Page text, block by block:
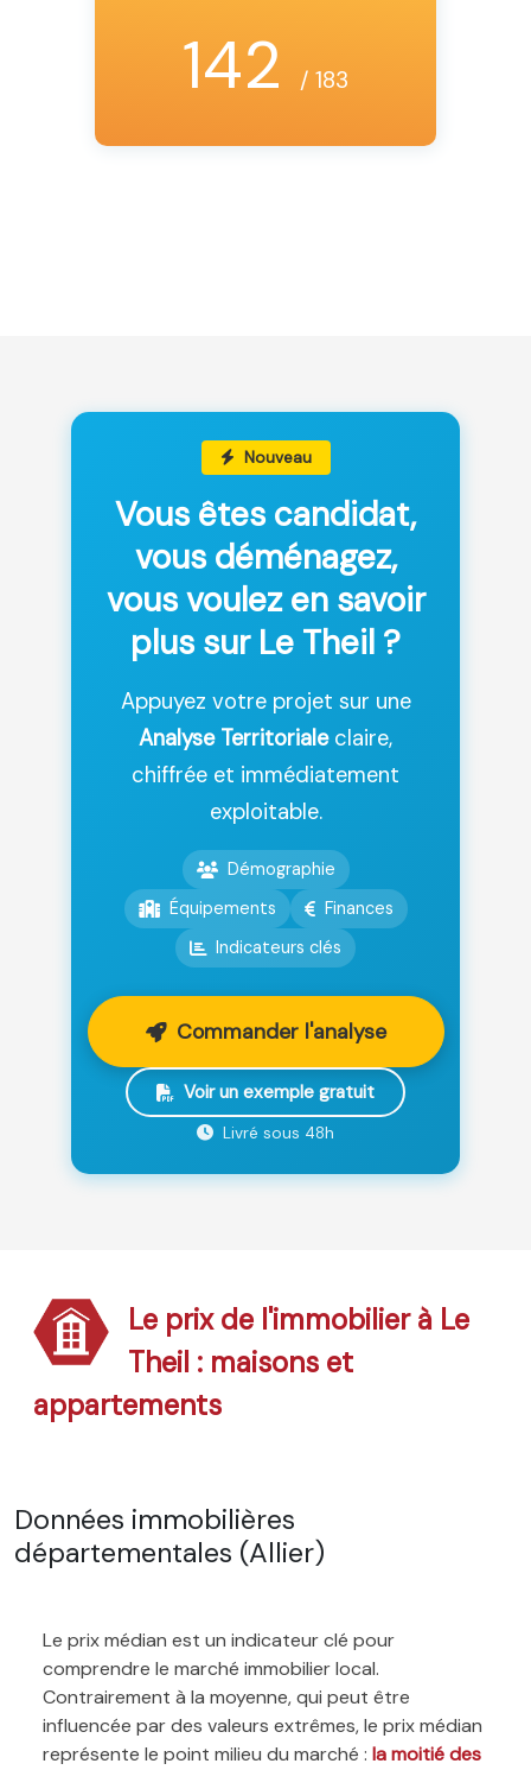
142 / 183
Nouveau
Vous êtes candidat,
vous déménagez,
vous voulez en savoir
plus sur Le Theil ?
Appuyez votre projet sur une
Analyse Territorialeclaire,
chiffrée et immédiatement
exploitable.
Démographie
Équipements
Finances
Indicateurs clés
Commander l'analyse
Voir un exemple gratuit
Livré sous 48h
Le prix de l'immobilier à Le
Theil : maisons et
appartements
Données immobilières
départementales (Allier)
Le prix médian est un indicateur clé pour
comprendre le marché immobilier local.
Contrairement à la moyenne, qui peut être
influencée par des valeurs extrêmes, le prix médian
représente le point milieu du marché : la moitié des